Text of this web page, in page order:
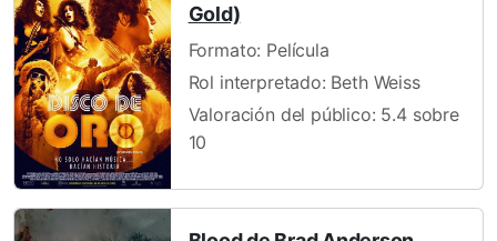
Gold)
Formato: Película
Rol interpretado: Beth Weiss
Valoración del público: 5.4 sobre
10